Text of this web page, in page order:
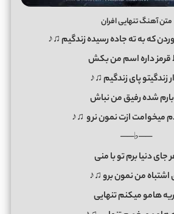
متن آهنگ تنهایی افران
که به ته جاده رسیده زندگیم ♫♪
داره اسم من بکش
زندگیتو پای زندگیم ♫♪
شده رفیق من نباش
میخوامت ازت نمون نرو ♫♪
──♭──
جای دنیا برم تو با منی
اشتباه من نمون برو ♫♪
هامو میکنم تنهایی